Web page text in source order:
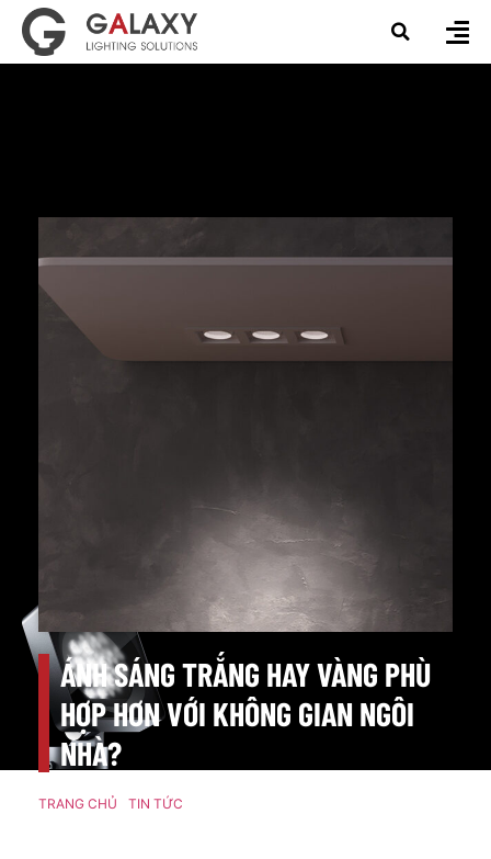
ÁNH SÁNG TRẮNG HAY VÀNG PHÙ
HỢP HƠN VỚI KHÔNG GIAN NGÔI
NHÀ?
TRANG CHỦ TIN TỨC